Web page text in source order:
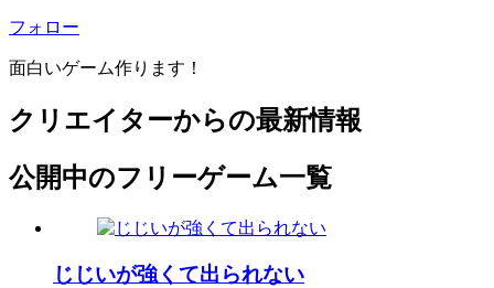
フォロー
面白いゲーム作ります！
クリエイターからの最新情報
公開中のフリーゲーム一覧
じじいが強くて出られない